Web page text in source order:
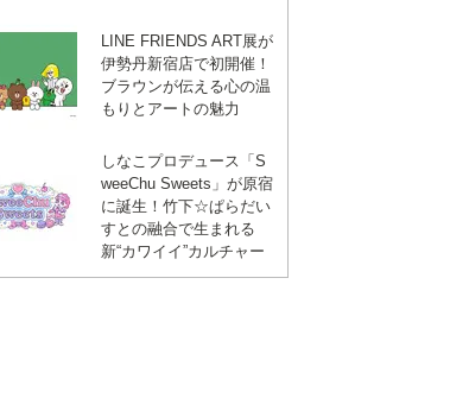
LINE FRIENDS ART展が
伊勢丹新宿店で初開催！
ブラウンが伝える心の温
もりとアートの魅力
しなこプロデュース「S
weeChu Sweets」が原宿
に誕生！竹下☆ぱらだい
すとの融合で生まれる
新“カワイイ”カルチャー